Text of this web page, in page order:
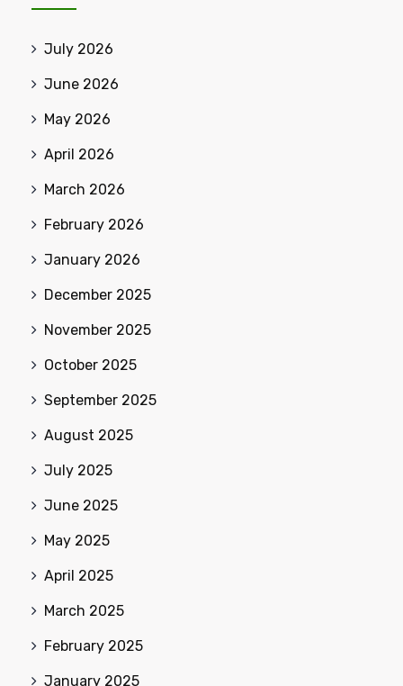
July 2026
June 2026
May 2026
April 2026
March 2026
February 2026
January 2026
December 2025
November 2025
October 2025
September 2025
August 2025
July 2025
June 2025
May 2025
April 2025
March 2025
February 2025
January 2025